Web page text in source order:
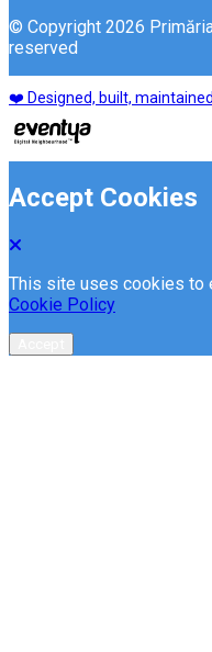
© Copyright 2026
reserved
❤️ Designed, built,
Accept Cookies
This site uses cookies to
Cookie Policy